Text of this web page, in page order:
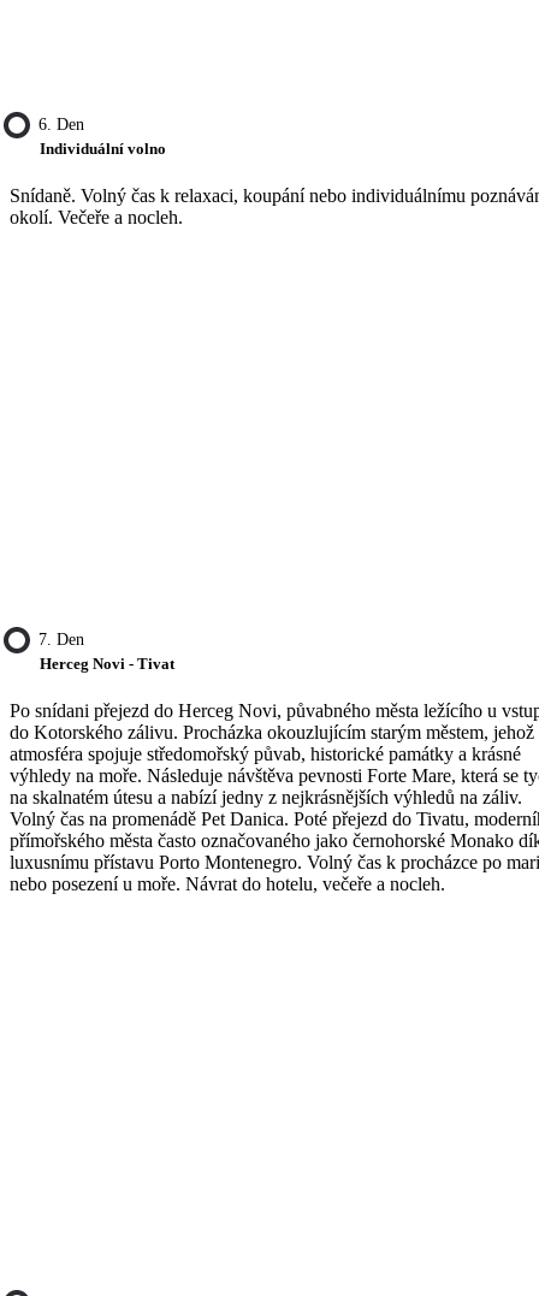
6. Den
Individuální volno
Snídaně. Volný čas k relaxaci, koupání nebo individuálnímu
okolí. Večeře a nocleh.
7. Den
Herceg Novi - Tivat
Po snídani přejezd do Herceg Novi, půvabného města ležícího u
do Kotorského zálivu. Procházka okouzlujícím starým městem, jehož
atmosféra spojuje středomořský půvab, historické památky a krásné
výhledy na moře. Následuje návštěva pevnosti Forte Mare, která se
na skalnatém útesu a nabízí jedny z nejkrásnějších výhledů na záliv.
Volný čas na promenádě Pet Danica. Poté přejezd do Tivatu,
přímořského města často označovaného jako černohorské Monako
luxusnímu přístavu Porto Montenegro. Volný čas k procházce po
nebo posezení u moře. Návrat do hotelu, večeře a nocleh.